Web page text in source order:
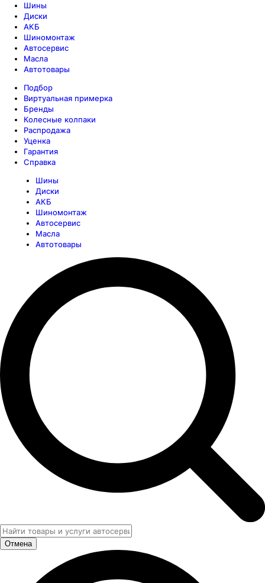
Шины
Диски
АКБ
Шиномонтаж
Автосервис
Масла
Автотовары
Подбор
Виртуальная примерка
Бренды
Колесные колпаки
Распродажа
Уценка
Гарантия
Справка
Шины
Диски
АКБ
Шиномонтаж
Автосервис
Масла
Автотовары
Отмена